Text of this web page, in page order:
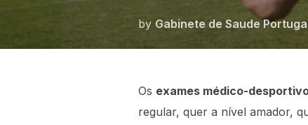
by Gabinete de Saude
Os exames médico-
regular, quer a nível amador,